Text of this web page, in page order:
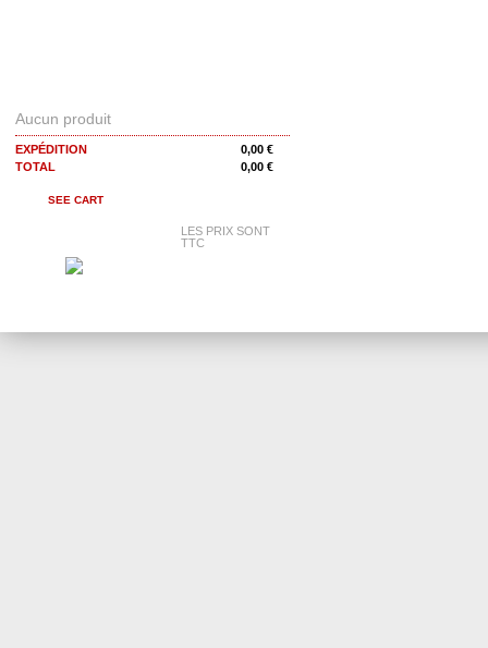
Aucun produit
EXPÉDITION
0,00 €
TOTAL
0,00 €
SEE CART
LES PRIX SONT
TTC